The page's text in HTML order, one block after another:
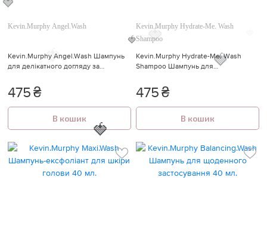
Kevin.Murphy Angel.Wash
Kevin.Murphy Angel.Wash Шампунь
для делікатного догляду за
475₴
В кошик
Kevin.Murphy Hydrate-Me. Wash
Shampoo
Kevin.Murphy Hydrate-Me. Wash
Shampoo Шампунь для
40 мл.
475₴
В кошик
🍓
🍓
🍓
🍓